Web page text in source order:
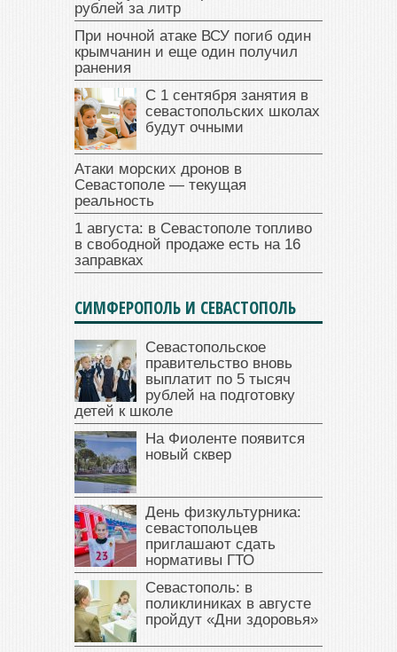
рублей за литр
При ночной атаке ВСУ погиб один
крымчанин и еще один получил
ранения
С 1 сентября занятия в
севастопольских школах
будут очными
Атаки морских дронов в
Севастополе — текущая
реальность
1 августа: в Севастополе топливо
в свободной продаже есть на 16
заправках
СИМФЕРОПОЛЬ И СЕВАСТОПОЛЬ
Севастопольское
правительство вновь
выплатит по 5 тысяч
рублей на подготовку
детей к школе
На Фиоленте появится
новый сквер
День физкультурника:
севастопольцев
приглашают сдать
нормативы ГТО
Севастополь: в
поликлиниках в августе
пройдут «Дни здоровья»